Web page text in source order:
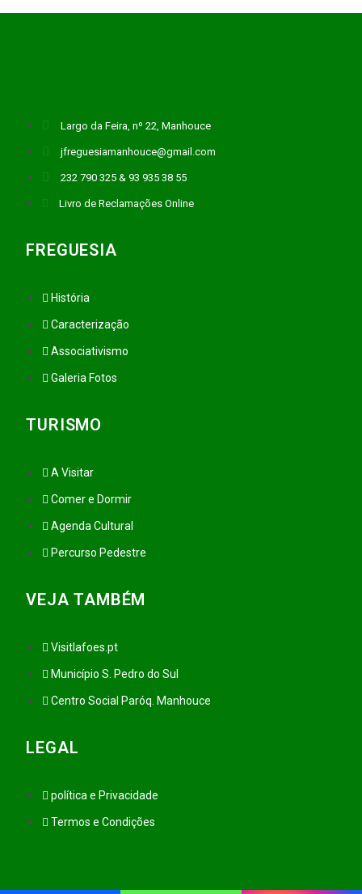
Largo da Feira, nº 22, Manhouce
jfreguesiamanhouce@gmail.com
232 790 325 & 93 935 38 55
Livro de Reclamações Online
FREGUESIA
História
Caracterização
Associativismo
Galeria Fotos
TURISMO
A Visitar
Comer e Dormir
Agenda Cultural
Percurso Pedestre
VEJA TAMBÉM
Visitlafoes.pt
Município S. Pedro do Sul
Centro Social Paróq. Manhouce
LEGAL
política e Privacidade
Termos e Condições